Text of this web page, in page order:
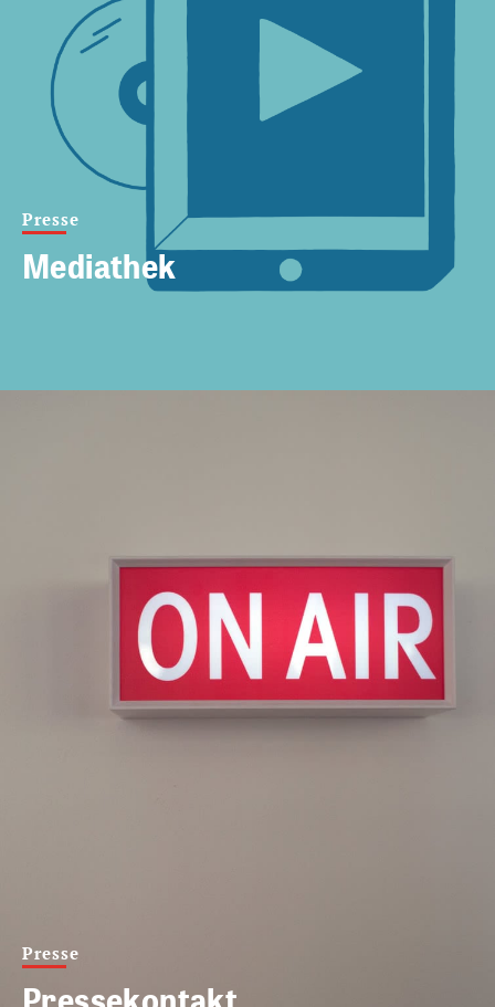
Presse
Mediathek
Presse